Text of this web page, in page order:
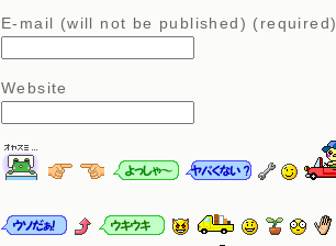
E-mail (will not be published) (required)
Website